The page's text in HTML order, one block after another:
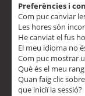
Preferències i
Com puc canviar
Les hores són
He canviat el fus
El meu idioma no
Com puc mostrar
Què és el meu
Quan faig clic
que iniciï la sessió?